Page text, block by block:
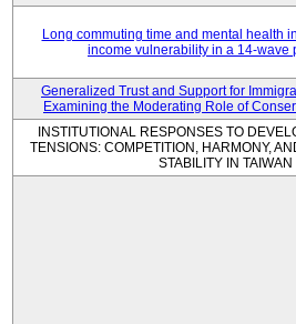
Long commuting time and mental health
income vulnerability in a 14-wave
Generalized Trust and Support for
Examining the Moderating Role of
INSTITUTIONAL RESPONSES TO
TENSIONS: COMPETITION, HARMONY,
STABILITY IN TAIWAN